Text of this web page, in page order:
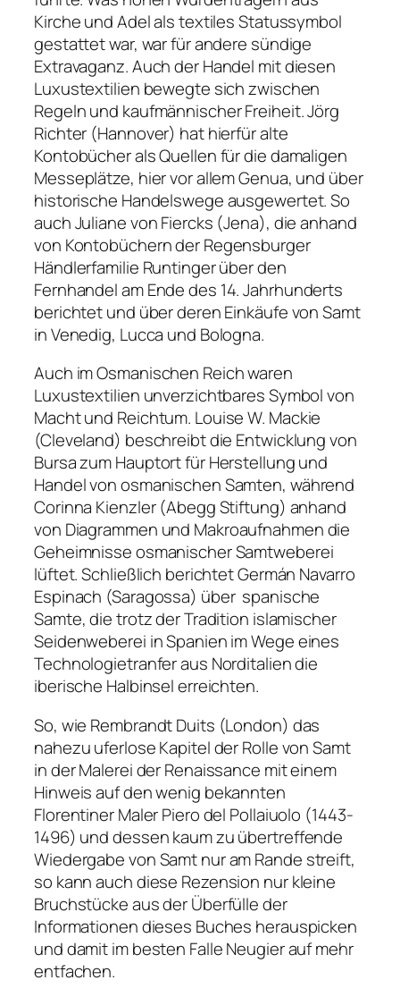
Kirche und Adel als textiles Statussymbol
gestattet war, war für andere sündige
Extravaganz. Auch der Handel mit diesen
Luxustextilien bewegte sich zwischen
Regeln und kaufmännischer Freiheit. Jörg
Richter (Hannover) hat hierfür alte
Kontobücher als Quellen für die damaligen
Messeplätze, hier vor allem Genua, und über
historische Handelswege ausgewertet. So
auch Juliane von Fiercks (Jena), die anhand
von Kontobüchern der Regensburger
Händlerfamilie Runtinger über den
Fernhandel am Ende des 14. Jahrhunderts
berichtet und über deren Einkäufe von Samt
in Venedig, Lucca und Bologna.
Auch im Osmanischen Reich waren
Luxustextilien unverzichtbares Symbol von
Macht und Reichtum. Louise W. Mackie
(Cleveland) beschreibt die Entwicklung von
Bursa zum Hauptort für Herstellung und
Handel von osmanischen Samten, während
Corinna Kienzler (Abegg Stiftung) anhand
von Diagrammen und Makroaufnahmen die
Geheimnisse osmanischer Samtweberei
lüftet. Schließlich berichtet Germán Navarro
Espinach (Saragossa) über spanische
Samte, die trotz der Tradition islamischer
Seidenweberei in Spanien im Wege eines
Technologietranfer aus Norditalien die
iberische Halbinsel erreichten.
So, wie Rembrandt Duits (London) das
nahezu uferlose Kapitel der Rolle von Samt
in der Malerei der Renaissance mit einem
Hinweis auf den wenig bekannten
Florentiner Maler Piero del Pollaiuolo (1443-
1496) und dessen kaum zu übertreffende
Wiedergabe von Samt nur am Rande streift,
so kann auch diese Rezension nur kleine
Bruchstücke aus der Überfülle der
Informationen dieses Buches herauspicken
und damit im besten Falle Neugier auf mehr
entfachen.